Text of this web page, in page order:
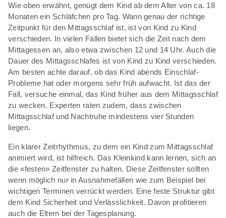
Wie oben erwähnt, genügt dem Kind ab dem Alter von ca. 18
Monaten ein Schläfchen pro Tag. Wann genau der richtige
Zeitpunkt für den Mittagsschlaf ist, ist von Kind zu Kind
verschieden. In vielen Fällen bietet sich die Zeit nach dem
Mittagessen an, also etwa zwischen 12 und 14 Uhr. Auch die
Dauer des Mittagsschlafes ist von Kind zu Kind verschieden.
Am besten achte darauf, ob das Kind abends Einschlaf-
Probleme hat oder morgens sehr früh aufwacht. Ist das der
Fall, versuche einmal, das Kind früher aus dem Mittagsschlaf
zu wecken. Experten raten zudem, dass zwischen
Mittagsschlaf und Nachtruhe mindestens vier Stunden
liegen.
Ein klarer Zeitrhythmus, zu dem ein Kind zum Mittagsschlaf
animiert wird, ist hilfreich. Das Kleinkind kann lernen, sich an
die «festen» Zeitfenster zu halten. Diese Zeitfenster sollten
wenn möglich nur in Ausnahmefällen wie zum Beispiel bei
wichtigen Terminen verrückt werden. Eine feste Struktur gibt
dem Kind Sicherheit und Verlässlichkeit. Davon profitieren
auch die Eltern bei der Tagesplanung.